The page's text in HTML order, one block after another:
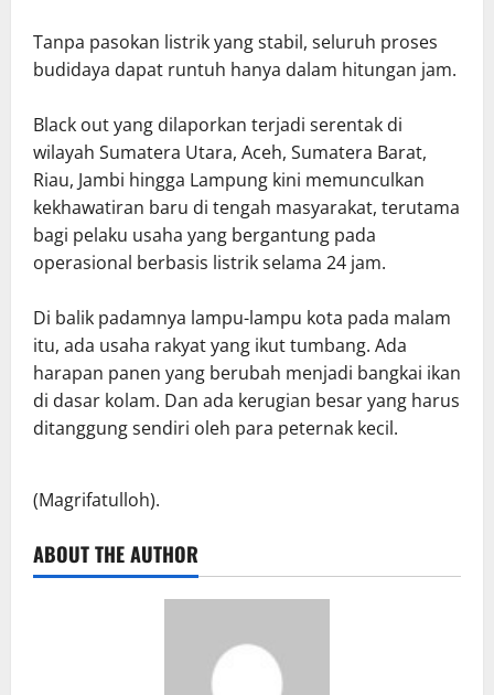
Tanpa pasokan listrik yang stabil, seluruh proses
budidaya dapat runtuh hanya dalam hitungan jam.
Black out yang dilaporkan terjadi serentak di
wilayah Sumatera Utara, Aceh, Sumatera Barat,
Riau, Jambi hingga Lampung kini memunculkan
kekhawatiran baru di tengah masyarakat, terutama
bagi pelaku usaha yang bergantung pada
operasional berbasis listrik selama 24 jam.
Di balik padamnya lampu-lampu kota pada malam
itu, ada usaha rakyat yang ikut tumbang. Ada
harapan panen yang berubah menjadi bangkai ikan
di dasar kolam. Dan ada kerugian besar yang harus
ditanggung sendiri oleh para peternak kecil.
(Magrifatulloh).
ABOUT THE AUTHOR